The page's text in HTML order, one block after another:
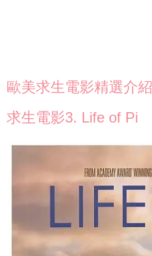
歐美求生電影精選介紹
求生電影3. Life of Pi